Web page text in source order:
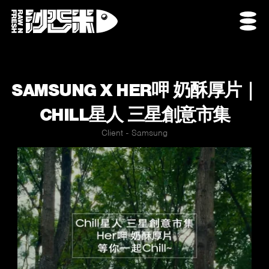
SAMSUNG X HER呷 奶酥厚片｜
CHILL星人 三星創意市集
Client - Samsung